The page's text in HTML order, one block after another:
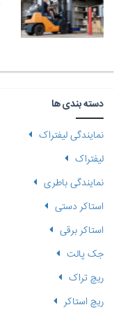
دسته بندی ها
نمایندگی لیفتراک
لیفتراک
نمایندگی باطری
استاکر دستی
استاکر برقی
جک پالت
ریچ تراک
ریچ استاکر